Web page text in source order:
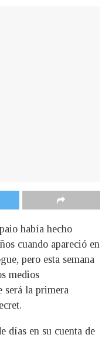
había hecho
cuando apareció en
pero esta semana
medios
será la primera
días en su cuenta de